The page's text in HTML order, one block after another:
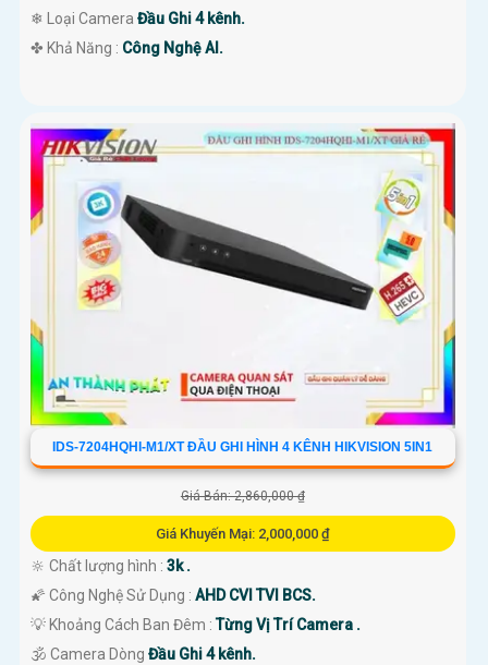
❄ Loại Camera Đầu Ghi 4 kênh.
️✤ Khả Năng : Công Nghệ AI.
IDS-7204HQHI-M1/XT ĐẦU GHI HÌNH 4 KÊNH HIKVISION 5IN1
Giá Bán: 2,860,000 ₫
Giá Khuyến Mại: 2,000,000 ₫
🔆 Chất lượng hình : 3k .
🌠 Công Nghệ Sử Dụng : AHD CVI TVI BCS.
💡 Khoảng Cách Ban Đêm :Từng Vị Trí Camera .
🕉️ Camera Dòng Đầu Ghi 4 kênh.